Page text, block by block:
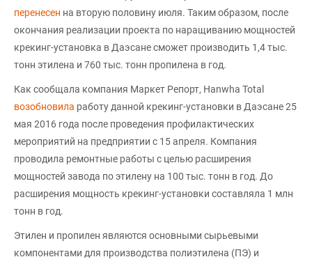
перенесен на вторую половину июля. Таким образом, после
окончания реализации проекта по наращиванию мощностей
крекинг-установка в Даэсане сможет производить 1,4 тыс.
тонн этилена и 760 тыс. тонн пропилена в год.
Как сообщала компания Маркет Репорт, Hanwha Total
возобновила работу данной крекинг-установки в Даэсане 25
мая 2016 года после проведения профилактических
мероприятий на предприятии с 15 апреля. Компания
проводила ремонтные работы с целью расширения
мощностей завода по этилену на 100 тыс. тонн в год. До
расширения мощность крекинг-установки составляла 1 млн
тонн в год.
Этилен и пропилен являются основными сырьевыми
компонентами для производства полиэтилена (ПЭ) и